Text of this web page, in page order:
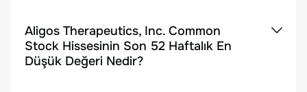
Aligos Therapeutics, Inc. Common
Stock Hissesinin Son 52 Haftalık En
Düşük Değeri Nedir?